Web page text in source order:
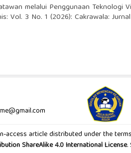
melalui Penggunaan Teknologi
Vol. 3 No. 1 (2026): Cakrawala:
access article distributed under the
ShareAlike 4.0 International License.